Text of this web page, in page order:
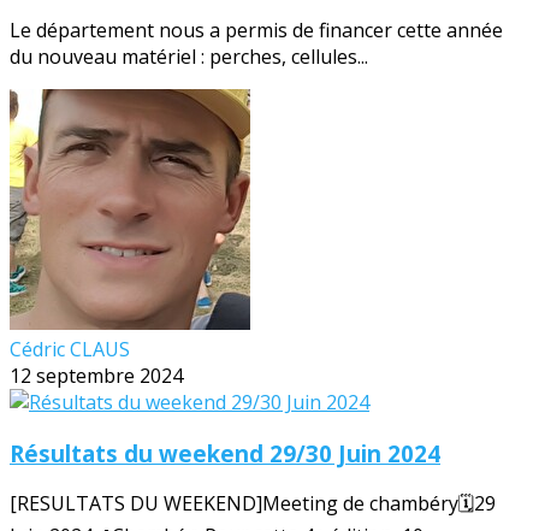
Le département nous a permis de financer cette année
du nouveau matériel : perches, cellules...
Cédric CLAUS
12 septembre 2024
Résultats du weekend 29/30 Juin 2024
[RESULTATS DU WEEKEND]Meeting de chambéry🗓️29